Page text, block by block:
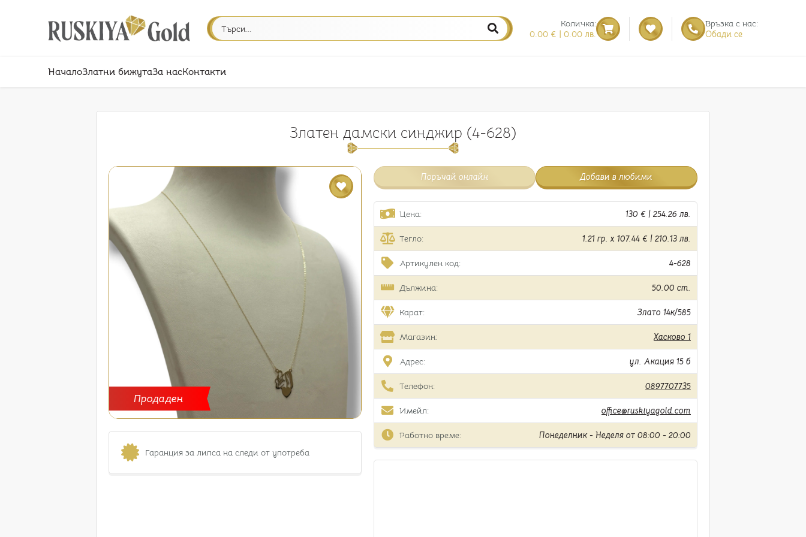
Количка:
0.00 € | 0.00 лв.
Връзка с нас:
Обади се
НачалоЗлатни бижутаЗа насКонтакти
Златен дамски синджир (4-628)
Продаден
Гаранция за липса на следи от употреба
Поръчай онлайн Добави в любими
Цена: 130 € | 254.26 лв.
Тегло: 1.21 гр. x 107.44 € | 210.13 лв.
Артикулен код: 4-628
Дължина: 50.00 cm.
Карат: Злато 14к/585
Магазин: Хасково 1
Адрес: ул. Акация 15 б
Телефон: 0897707735
Имейл: office@ruskiyagold.com
Работно време: Понеделник - Неделя от 08:00 - 20:00